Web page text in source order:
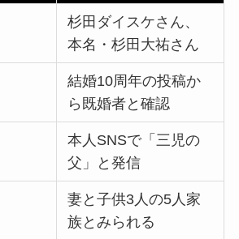
杉田ダイスケさん、
本名・杉田大祐さん
結婚10周年の投稿か
ら既婚者と確認
本人SNSで「三児の
父」と発信
妻と子供3人の5人家
族とみられる